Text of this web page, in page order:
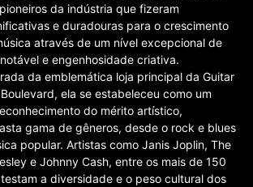
da indústria que fizeram
e duradouras para o crescimento
através de um nível excepcional de
e engenhosidade criativa.
da emblemática loja principal da Guitar
ela se estabeleceu como um
do mérito artístico,
gama de gêneros, desde o rock e blues
popular. Artistas como Janis Joplin, The
e Johnny Cash, entre os mais de 150
a diversidade e o peso cultural dos